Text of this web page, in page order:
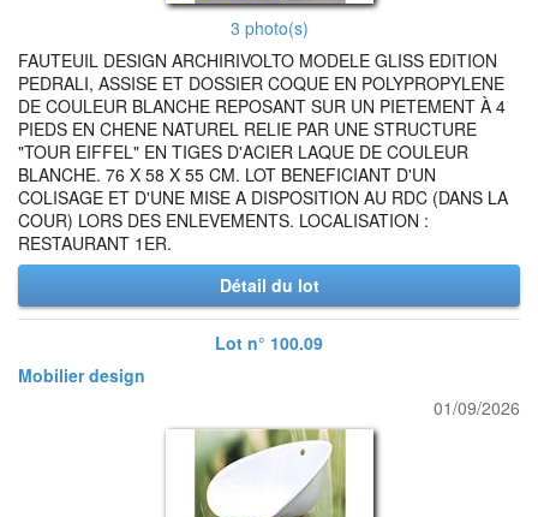
3 photo(s)
FAUTEUIL DESIGN ARCHIRIVOLTO MODELE GLISS EDITION
PEDRALI, ASSISE ET DOSSIER COQUE EN POLYPROPYLENE
DE COULEUR BLANCHE REPOSANT SUR UN PIETEMENT À 4
PIEDS EN CHENE NATUREL RELIE PAR UNE STRUCTURE
"TOUR EIFFEL" EN TIGES D'ACIER LAQUE DE COULEUR
BLANCHE. 76 X 58 X 55 CM. LOT BENEFICIANT D'UN
COLISAGE ET D'UNE MISE A DISPOSITION AU RDC (DANS LA
COUR) LORS DES ENLEVEMENTS. LOCALISATION :
RESTAURANT 1ER.
Détail du lot
Lot n° 100.09
Mobilier design
01/09/2026